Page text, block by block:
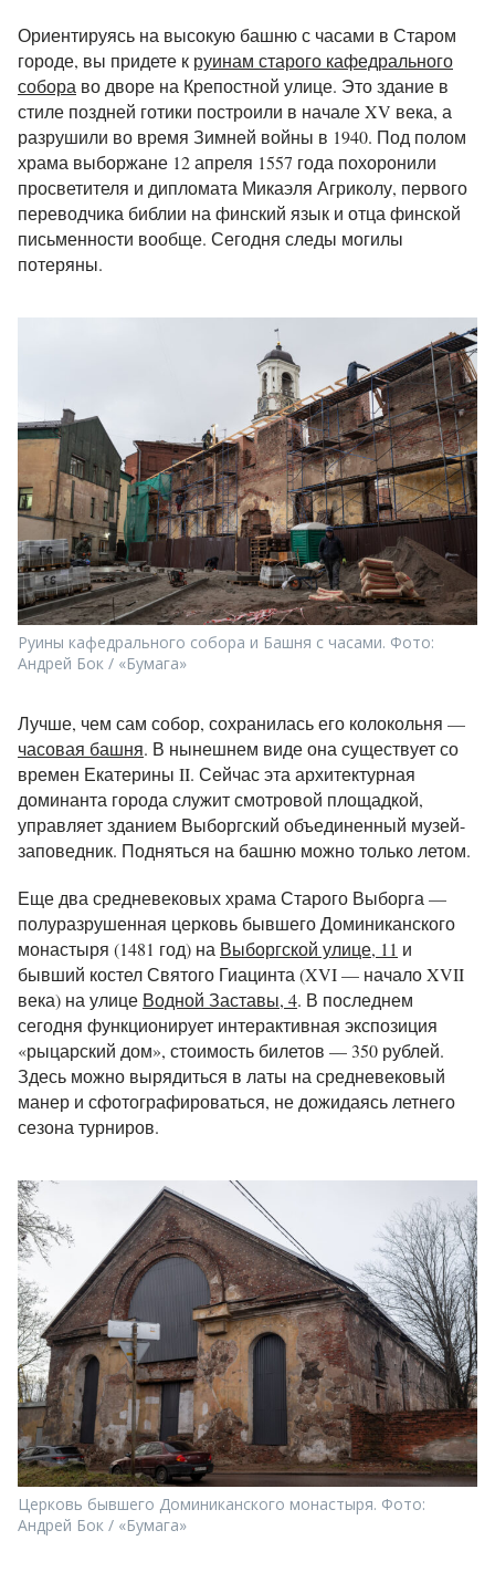
Ориентируясь на высокую башню с часами в Старом
городе, вы придете к руинам старого кафедрального
собора во дворе на Крепостной улице. Это здание в
стиле поздней готики построили в начале XV века, а
разрушили во время Зимней войны в 1940. Под полом
храма выборжане 12 апреля 1557 года похоронили
просветителя и дипломата Микаэля Агриколу, первого
переводчика библии на финский язык и отца финской
письменности вообще. Сегодня следы могилы
потеряны.
Руины кафедрального собора и Башня с часами. Фото:
Андрей Бок / «Бумага»
Лучше, чем сам собор, сохранилась его колокольня —
часовая башня. В нынешнем виде она существует со
времен Екатерины II. Сейчас эта архитектурная
доминанта города служит смотровой площадкой,
управляет зданием Выборгский объединенный музей-
заповедник. Подняться на башню можно только летом.
Еще два средневековых храма Старого Выборга —
полуразрушенная церковь бывшего Доминиканского
монастыря (1481 год) на Выборгской улице, 11 и
бывший костел Святого Гиацинта (XVI — начало XVII
века) на улице Водной Заставы, 4. В последнем
сегодня функционирует интерактивная экспозиция
«рыцарский дом», стоимость билетов — 350 рублей.
Здесь можно вырядиться в латы на средневековый
манер и сфотографироваться, не дожидаясь летнего
сезона турниров.
Церковь бывшего Доминиканского монастыря. Фото:
Андрей Бок / «Бумага»